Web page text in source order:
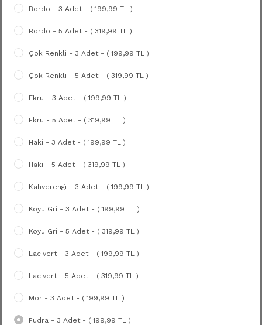
Bordo - 3 Adet - ( 199,99 TL )
Bordo - 5 Adet - ( 319,99 TL )
Çok Renkli - 3 Adet - ( 199,99 TL )
Çok Renkli - 5 Adet - ( 319,99 TL )
Ekru - 3 Adet - ( 199,99 TL )
Ekru - 5 Adet - ( 319,99 TL )
Haki - 3 Adet - ( 199,99 TL )
Haki - 5 Adet - ( 319,99 TL )
Kahverengi - 3 Adet - ( 199,99 TL )
Koyu Gri - 3 Adet - ( 199,99 TL )
Koyu Gri - 5 Adet - ( 319,99 TL )
Lacivert - 3 Adet - ( 199,99 TL )
Lacivert - 5 Adet - ( 319,99 TL )
Mor - 3 Adet - ( 199,99 TL )
Pudra - 3 Adet - ( 199,99 TL )